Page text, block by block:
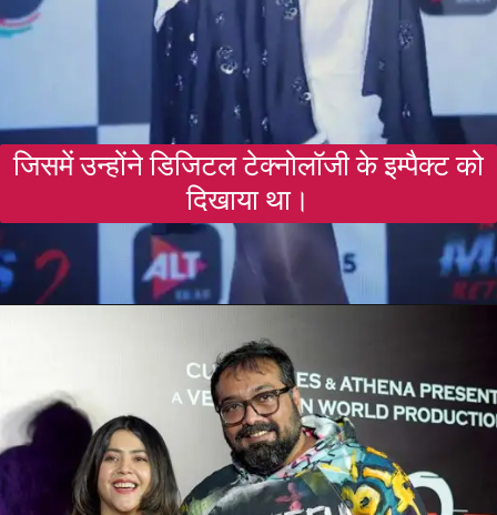
जिसमें उन्होंने डिजिटल टेक्नोलॉजी के इम्पैक्ट को
दिखाया था।